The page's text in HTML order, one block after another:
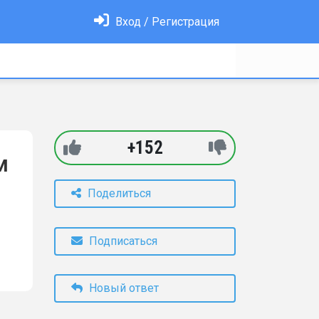
Вход / Регистрация
+152
Поделиться
Подписаться
Новый ответ